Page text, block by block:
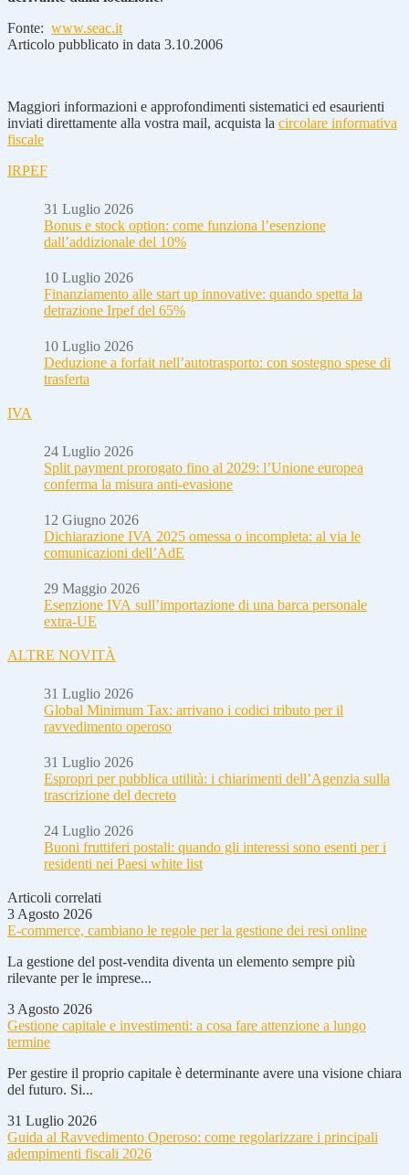
Fonte: www.seac.it
Articolo pubblicato in data 3.10.2006
Maggiori informazioni e approfondimenti sistematici ed esaurienti
inviati direttamente alla vostra mail, acquista la circolare informativa
fiscale
IRPEF
31 Luglio 2026
Bonus e stock option: come funziona l’esenzione
dall’addizionale del 10%
10 Luglio 2026
Finanziamento alle start up innovative: quando spetta la
detrazione Irpef del 65%
10 Luglio 2026
Deduzione a forfait nell’autotrasporto: con sostegno spese di
trasferta
IVA
24 Luglio 2026
Split payment prorogato fino al 2029: l’Unione europea
conferma la misura anti-evasione
12 Giugno 2026
Dichiarazione IVA 2025 omessa o incompleta: al via le
comunicazioni dell’AdE
29 Maggio 2026
Esenzione IVA sull’importazione di una barca personale
extra-UE
ALTRE NOVITÀ
31 Luglio 2026
Global Minimum Tax: arrivano i codici tributo per il
ravvedimento operoso
31 Luglio 2026
Espropri per pubblica utilità: i chiarimenti dell’Agenzia sulla
trascrizione del decreto
24 Luglio 2026
Buoni fruttiferi postali: quando gli interessi sono esenti per i
residenti nei Paesi white list
Articoli correlati
3 Agosto 2026
E-commerce, cambiano le regole per la gestione dei resi online
La gestione del post-vendita diventa un elemento sempre più
rilevante per le imprese...
3 Agosto 2026
Gestione capitale e investimenti: a cosa fare attenzione a lungo
termine
Per gestire il proprio capitale è determinante avere una visione chiara
del futuro. Si...
31 Luglio 2026
Guida al Ravvedimento Operoso: come regolarizzare i principali
adempimenti fiscali 2026